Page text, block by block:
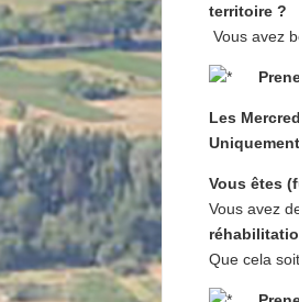
territoire ?
Vous avez
Les
Vous êtes
Vous avez
Que cela